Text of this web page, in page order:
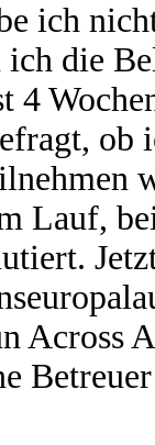
ich
ich die
4
ob
Lauf,
Across